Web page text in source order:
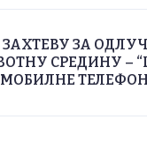
ЗА
СРЕДИНУ –